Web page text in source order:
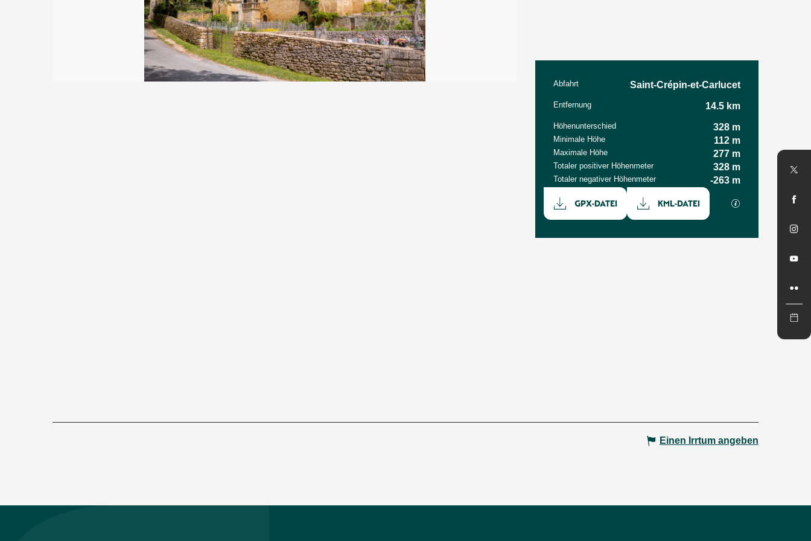
Praktische Informationen
Abfahrt Saint-Crépin-et-Carlucet
Entfernung 14.5 km
Höhenunterschied 328 m
Minimale Höhe 112 m
Maximale Höhe 277 m
Totaler positiver Höhenmeter 328 m
Totaler negativer Höhenmeter -263 m
Dokumentation
GPX-DATEI KML-DATEI Mit GPX / KML-
Einen Irrtum angeben